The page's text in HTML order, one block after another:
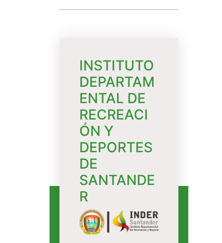
INSTITUTO
DEPARTAM
ENTAL DE
RECREACI
ÓN Y
DEPORTES
DE
SANTANDE
R